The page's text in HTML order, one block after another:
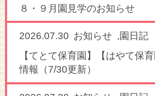
８・９月園見学のお知らせ
2026.07.30 お知らせ ,園日記
【てとて保育園】【はやて保
情報（7/30更新）